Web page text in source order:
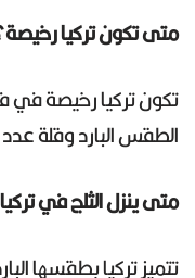
متى تكون تركيا
تكون تركيا رخيصة في
الطقس البارد وقلة
متى ينزل الثلج في
تتميز تركيا بطقسها